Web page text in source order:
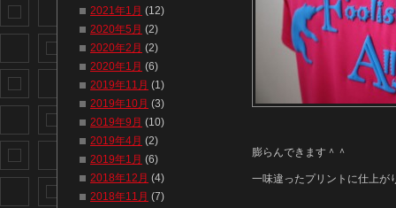
膨らんできます＾＾
一味違ったプリントに仕上
2021年1月 (12)
2020年5月 (2)
2020年2月 (2)
2020年1月 (6)
2019年11月 (1)
2019年10月 (3)
2019年9月 (10)
2019年4月 (2)
2019年1月 (6)
2018年12月 (4)
2018年11月 (7)